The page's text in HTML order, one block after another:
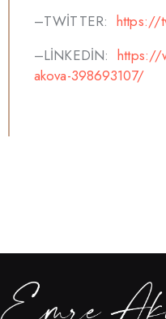
–TWİTTER: https://
–LİNKEDİN: https://
akova-398693107/